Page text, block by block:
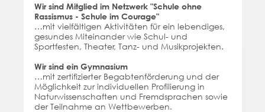
Wir sind Mitglied im Netzwerk "Schule ohne
Rassismus - Schule im Courage"
…mit vielfältigen Aktivitäten für ein lebendiges,
gesundes Miteinander wie Schul- und
Sportfesten, Theater, Tanz- und Musikprojekten.
Wir sind ein Gymnasium
…mit zertifizierter Begabtenförderung und der
Möglichkeit zur individuellen Profilierung in
Naturwissenschaften und Fremdsprachen sowie
der Teilnahme an Wettbewerben.